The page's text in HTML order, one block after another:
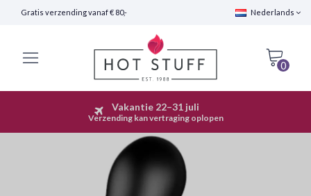
Gratis verzending vanaf € 80,- Nederlands
0
Snelle Verzending (24 uur)
Vakantie 22–31 juli
Verzending kan vertraging oplopen